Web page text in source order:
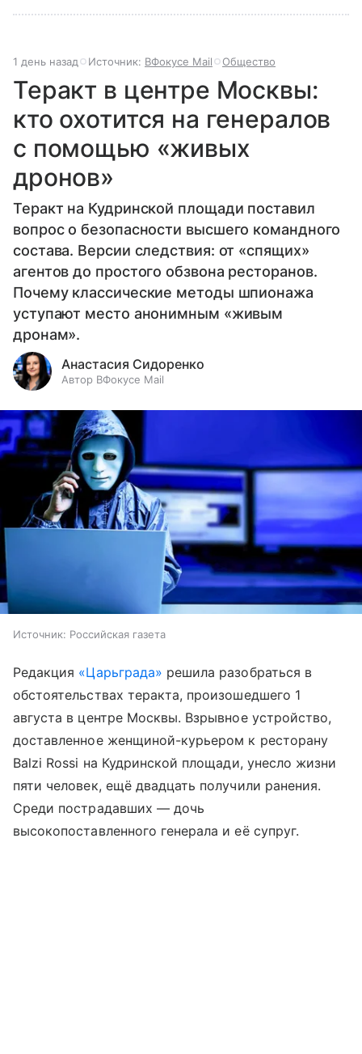
1 день назад Источник: ВФокусе Mail Общество
Теракт в центре Москвы:
кто охотится на генералов
с помощью «живых
дронов»
Теракт на Кудринской площади поставил
вопрос о безопасности высшего командного
состава. Версии следствия: от «спящих»
агентов до простого обзвона ресторанов.
Почему классические методы шпионажа
уступают место анонимным «живым
дронам».
Анастасия Сидоренко
Автор ВФокусе Mail
Источник: Российская газета
Редакция «Царьграда» решила разобраться в
обстоятельствах теракта, произошедшего 1
августа в центре Москвы. Взрывное устройство,
доставленное женщиной-курьером к ресторану
Balzi Rossi на Кудринской площади, унесло жизни
пяти человек, ещё двадцать получили ранения.
Среди пострадавших — дочь
высокопоставленного генерала и её супруг.